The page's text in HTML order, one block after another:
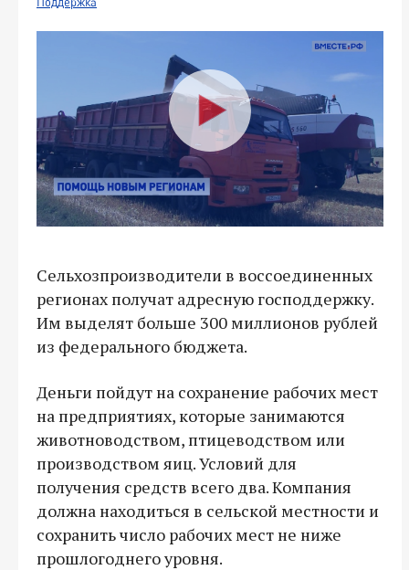
Сельхозпроизводители в воссоединенных
регионах получат адресную господдержку.
Им выделят больше 300 миллионов рублей
из федерального бюджета.
Деньги пойдут на сохранение рабочих мест
на предприятиях, которые занимаются
животноводством, птицеводством или
производством яиц. Условий для
получения средств всего два. Компания
должна находиться в сельской местности и
сохранить число рабочих мест не ниже
прошлогоднего уровня.